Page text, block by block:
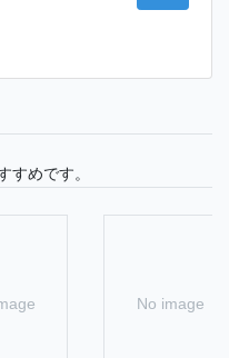
すめです。
No image